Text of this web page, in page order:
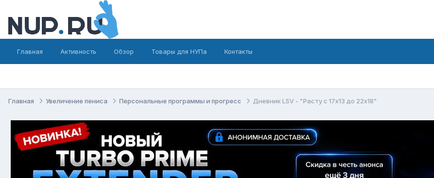
Главная Активность Обзор Товары для НУПа Контакты
Главная Увеличение пениса Персональные программы и прогресс Дневник LSV - "Расту c 17х13 до 22х18"